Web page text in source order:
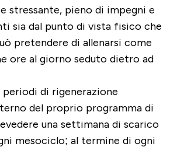
stressante, pieno di impegni e
sia dal punto di vista fisico che
pretendere di allenarsi come
ore al giorno seduto dietro ad
di rigenerazione
del proprio programma di
una settimana di scarico
mesociclo; al termine di ogni